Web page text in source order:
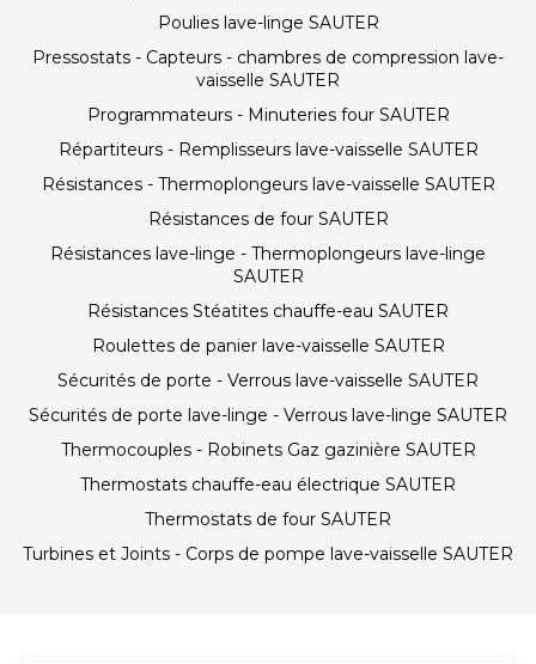
Poulies lave-linge SAUTER
Pressostats - Capteurs - chambres de compression lave-
vaisselle SAUTER
Programmateurs - Minuteries four SAUTER
Répartiteurs - Remplisseurs lave-vaisselle SAUTER
Résistances - Thermoplongeurs lave-vaisselle SAUTER
Résistances de four SAUTER
Résistances lave-linge - Thermoplongeurs lave-linge
SAUTER
Résistances Stéatites chauffe-eau SAUTER
Roulettes de panier lave-vaisselle SAUTER
Sécurités de porte - Verrous lave-vaisselle SAUTER
Sécurités de porte lave-linge - Verrous lave-linge SAUTER
Thermocouples - Robinets Gaz gazinière SAUTER
Thermostats chauffe-eau électrique SAUTER
Thermostats de four SAUTER
Turbines et Joints - Corps de pompe lave-vaisselle SAUTER